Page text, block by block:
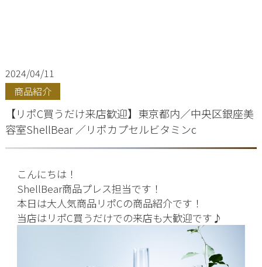
2024/04/11
商品紹介
【リポC買うだけ来店歓迎】東京都内／中央区銀座美
容室ShellBear ／リポカプセルビタミンc
こんにちは！
ShellBear商品プレス担当です！
本日は大人気商品リポCの商品紹介です！
当店はリポC買うだけでの来店も大歓迎です♪